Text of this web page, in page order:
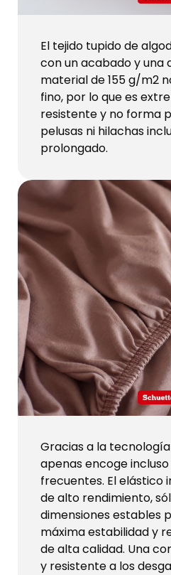
El tejido tupido de
con un acabado y una
material de 155 g/m2
fino, por lo que es
resistente y no forma
pelusas ni hilachas
prolongado.
Gracias a la
apenas encoge
frecuentes. El
de alto rendimiento,
dimensiones estables
máxima estabilidad y
de alta calidad. Una
y resistente a los